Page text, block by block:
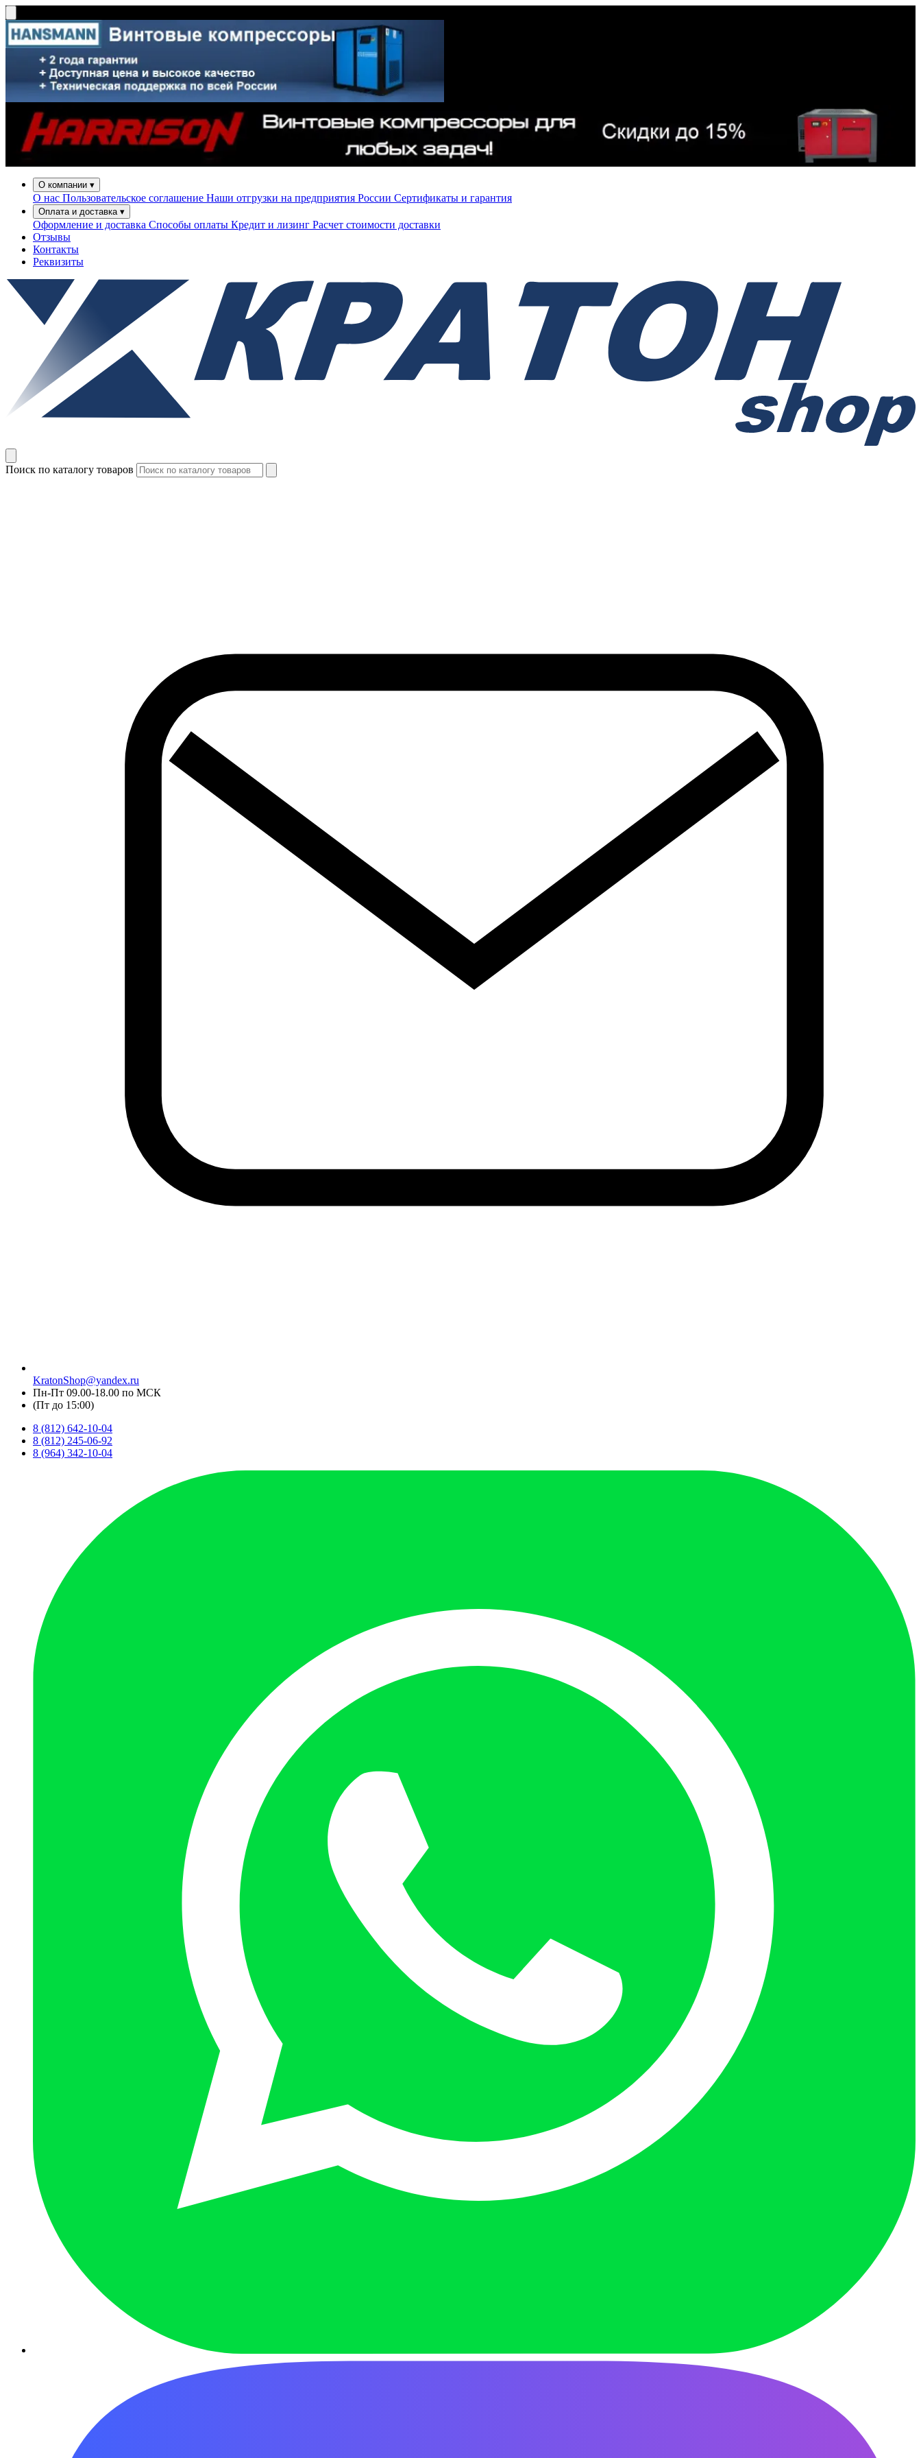
О компании ▾
О нас Пользовательское соглашение Наши отгрузки на предприятия России Сертификаты и гарантия
Оплата и доставка ▾
Оформление и доставка Способы оплаты Кредит и лизинг Расчет стоимости доставки
Отзывы
Контакты
Реквизиты
Поиск по каталогу товаров
KratonShop@yandex.ru
Пн-Пт 09.00-18.00 по МСК
(Пт до 15:00)
8 (812) 642-10-04
8 (812) 245-06-92
8 (964) 342-10-04